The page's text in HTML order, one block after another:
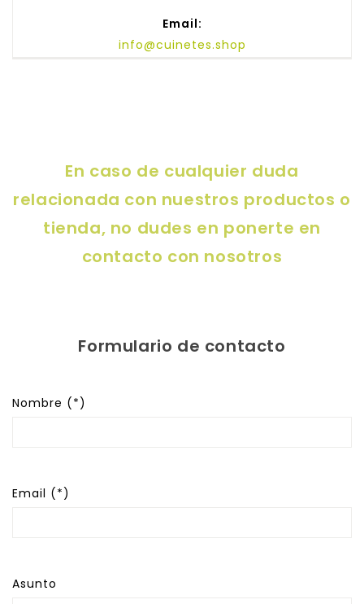
Email:
info@cuinetes.shop
En caso de cualquier duda
relacionada con nuestros productos o
tienda, no dudes en ponerte en
contacto con nosotros
Formulario de contacto
Nombre (*)
Email (*)
Asunto